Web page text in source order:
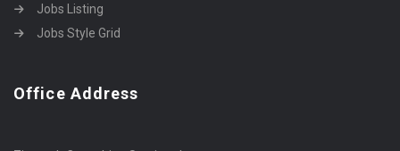
Jobs Listing
Jobs Style Grid
Office Address